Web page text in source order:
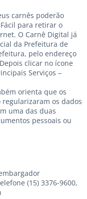
carnês poderão
para retirar o
O Carnê Digital já
da Prefeitura de
pelo endereço
clicar no ícone
Serviços –
orienta que os
os dados
uma das duas
pessoais ou
(15) 3376-9600,